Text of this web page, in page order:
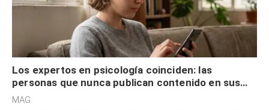
Los expertos en psicología coinciden: las
personas que nunca publican contenido en sus
redes sociales no pretenden buscar validación
MAG.